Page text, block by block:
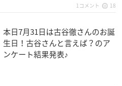
1コメント 18
本日7月31日は古谷徹さんのお誕
生日！古谷さんと言えば？のア
ンケート結果発表♪